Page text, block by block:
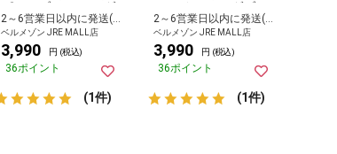
ピュアブルー セミダ
ブル
2～6営業日以内に発送(長期休暇除く)
ベルメゾン JRE MALL店
3,990 円 (税込)
36ポイント
(1件)
エマイユ セミダブル
ベルメゾン JRE MALL店
3,990 円 (税込)
36ポイント
(1件)